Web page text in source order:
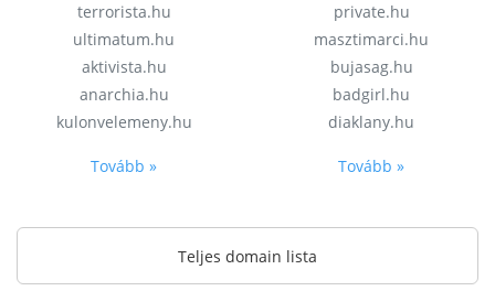
terrorista.hu
ultimatum.hu
aktivista.hu
anarchia.hu
kulonvelemeny.hu
Tovább »
private.hu
masztimarci.hu
bujasag.hu
badgirl.hu
diaklany.hu
Tovább »
Teljes domain lista